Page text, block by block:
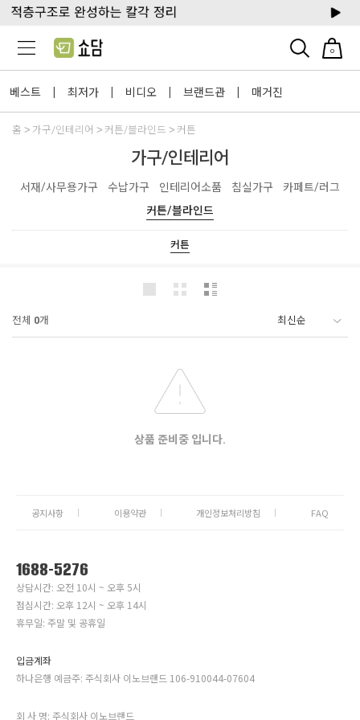
0
베스트 | 최저가 | 비디오 | 브랜드관 | 매거진
홈 가구/인테리어 커튼/블라인드 커튼
가구/인테리어
서재/사무용가구 수납가구 인테리어소품 침실가구
카페트/러그
커튼/블라인드
커튼
전체 0개
상품 준비중 입니다.
공지사항 이용약관 개인정보처리방침 FAQ
1688-5276
상담시간: 오전 10시 ~ 오후 5시
점심시간: 오후 12시 ~ 오후 14시
휴무일: 주말 및 공휴일
입금계좌
하나은행 예금주: 주식회사 이노브랜드 106-910044-07604
회 사 명: 주식회사 이노브랜드